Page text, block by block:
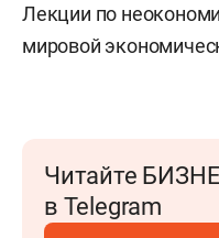
Лекции по
мировой
Читайте
в Telegram